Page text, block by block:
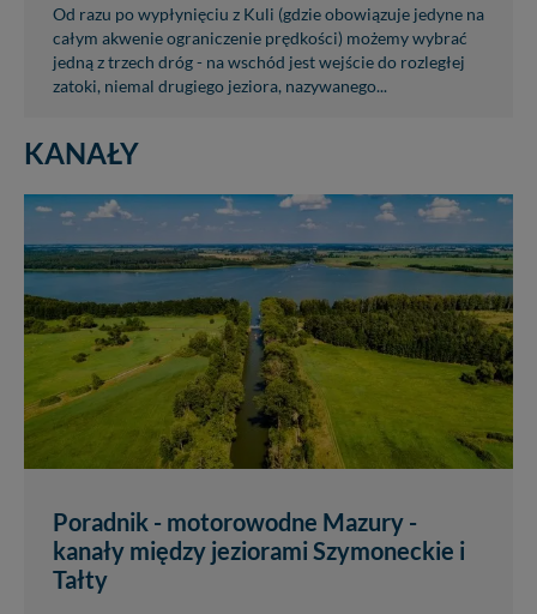
Od razu po wypłynięciu z Kuli (gdzie obowiązuje jedyne na
całym akwenie ograniczenie prędkości) możemy wybrać
jedną z trzech dróg - na wschód jest wejście do rozległej
zatoki, niemal drugiego jeziora, nazywanego...
KANAŁY
Poradnik - motorowodne Mazury -
kanały między jeziorami Szymoneckie i
Tałty
nowo...